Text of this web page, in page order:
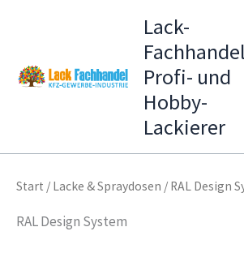
Lack-
Profi- und
Hobby-
Lackierer
Start / Lacke & Spraydosen / RAL Design
RAL Design System